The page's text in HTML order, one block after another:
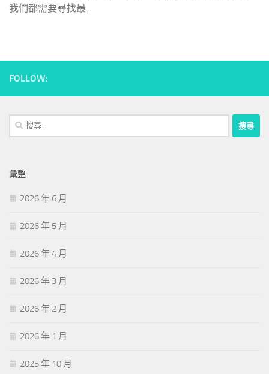
我們都需要尋找最...
FOLLOW:
搜
尋
字:
彙整
2026 年 6 月
2026 年 5 月
2026 年 4 月
2026 年 3 月
2026 年 2 月
2026 年 1 月
2025 年 10 月